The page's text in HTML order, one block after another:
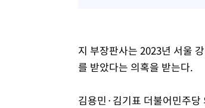
지 부장판사는 2023년 서울
를 받았다는 의혹을 받는다.
김용민·김기표 더불어민주